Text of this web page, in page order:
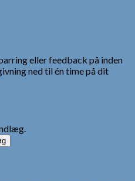
eller feedback på inden
ned til én time på dit